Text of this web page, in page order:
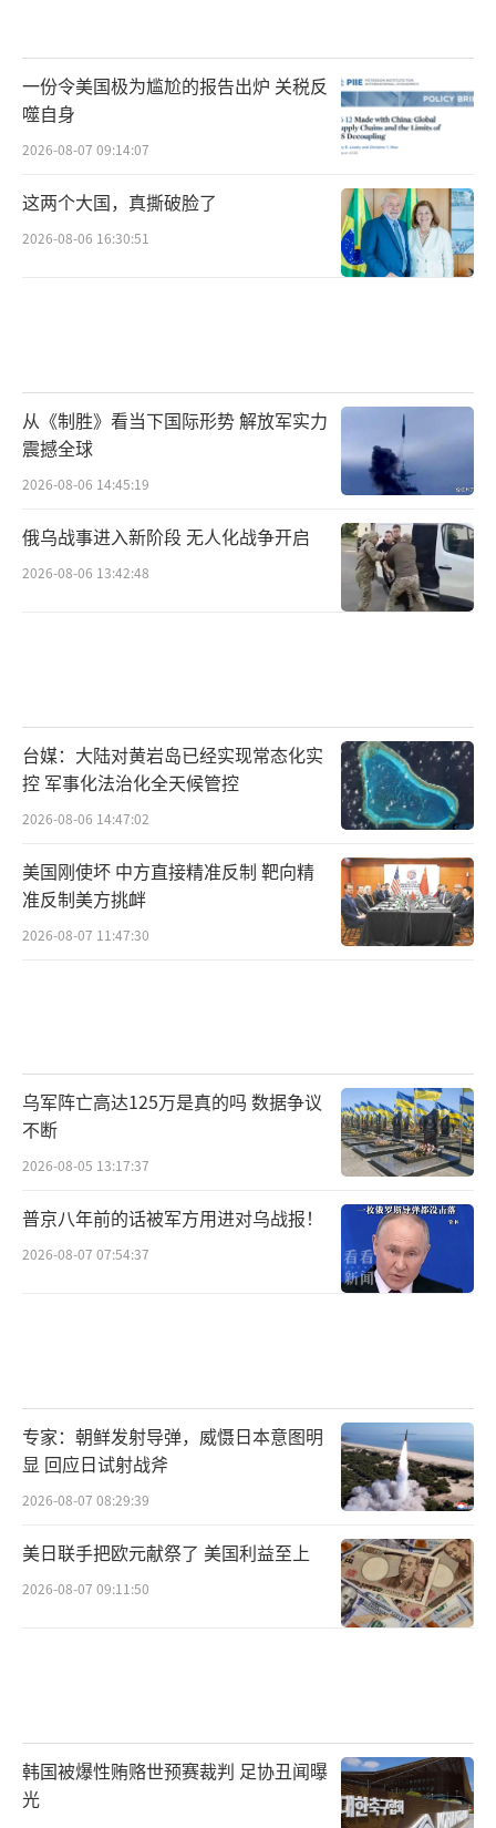
一份令美国极为尴尬的报告出炉 关税反
噬自身
2026-08-07 09:14:07
这两个大国，真撕破脸了
2026-08-06 16:30:51
从《制胜》看当下国际形势 解放军实力
震撼全球
2026-08-06 14:45:19
俄乌战事进入新阶段 无人化战争开启
2026-08-06 13:42:48
台媒：大陆对黄岩岛已经实现常态化实
控 军事化法治化全天候管控
2026-08-06 14:47:02
美国刚使坏 中方直接精准反制 靶向精
准反制美方挑衅
2026-08-07 11:47:30
乌军阵亡高达125万是真的吗 数据争议
不断
2026-08-05 13:17:37
普京八年前的话被军方用进对乌战报！
2026-08-07 07:54:37
专家：朝鲜发射导弹，威慑日本意图明
显 回应日试射战斧
2026-08-07 08:29:39
美日联手把欧元献祭了 美国利益至上
2026-08-07 09:11:50
韩国被爆性贿赂世预赛裁判 足协丑闻曝
光